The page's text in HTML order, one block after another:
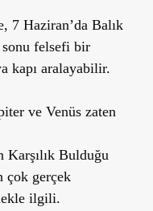
7 Haziran’da Balık
sonu felsefi bir
kapı aralayabilir.
ve Venüs zaten
Karşılık Bulduğu
çok gerçek
ilgili.